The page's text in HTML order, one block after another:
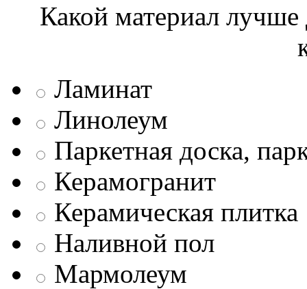
Какой материал
Ламинат
Линолеум
Паркетная доска,
Керамогранит
Керамическая плитка
Наливной пол
Мармолеум